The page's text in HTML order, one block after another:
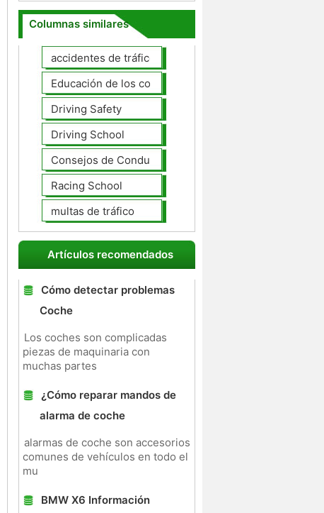
Columnas similares
accidentes de tráfico
Educación de los conductores
Driving Safety
Driving School
Consejos de Conducción
Racing School
multas de tráfico
Artículos recomendados
Cómo detectar problemas
Coche
Los coches son complicadas
piezas de maquinaria con
muchas partes
¿Cómo reparar mandos de
alarma de coche
alarmas de coche son accesorios
comunes de vehículos en todo el
mu
BMW X6 Información